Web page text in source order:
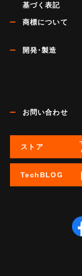
基づく表記
商標について
開発･製造
お問い合わせ
ストア
TechBLOG